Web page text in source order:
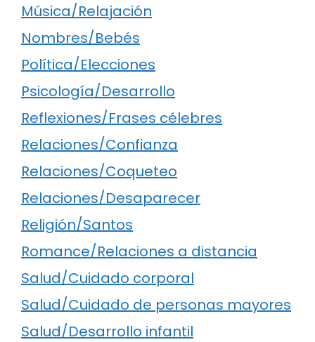
Música/Relajación
Nombres/Bebés
Política/Elecciones
Psicología/Desarrollo
Reflexiones/Frases célebres
Relaciones/Confianza
Relaciones/Coqueteo
Relaciones/Desaparecer
Religión/Santos
Romance/Relaciones a distancia
Salud/Cuidado corporal
Salud/Cuidado de personas mayores
Salud/Desarrollo infantil